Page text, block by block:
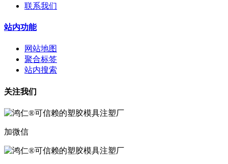
联系我们
站内功能
网站地图
聚合标签
站内搜索
关注我们
加微信